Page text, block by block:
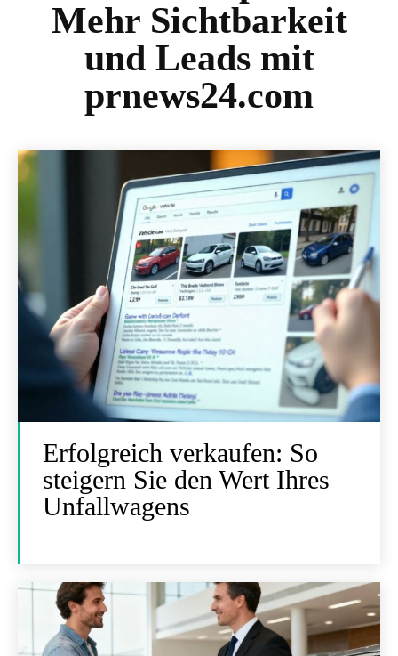
Mehr Sichtbarkeit
und Leads mit
prnews24.com
Erfolgreich verkaufen: So
steigern Sie den Wert Ihres
Unfallwagens